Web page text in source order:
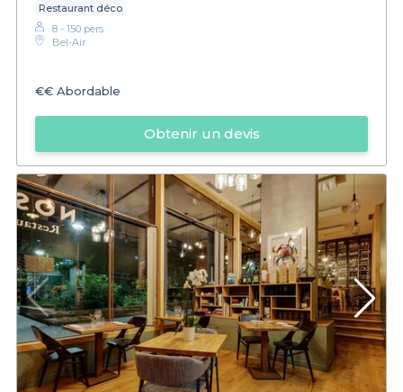
Restaurant déco
8 - 150 pers.
Bel-Air
€€ Abordable
Obtenir un devis